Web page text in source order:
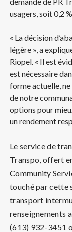
usagers, soit 0,2
« La décision
légère », a
Riopel. « Il est
est nécessaire
forme actuelle,
de notre
options pour
un rendement
Le service de
Transpo, offert
Community
touché par cette
transport
renseignements
(613) 932-3451